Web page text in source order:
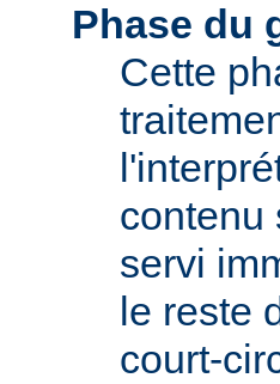
Phase du
Cette
contenu
servi
le reste
court-